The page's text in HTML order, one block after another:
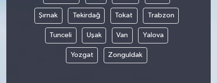
Şırnak Tekirdağ Tokat Trabzon
Tunceli Uşak Van Yalova
Yozgat Zonguldak